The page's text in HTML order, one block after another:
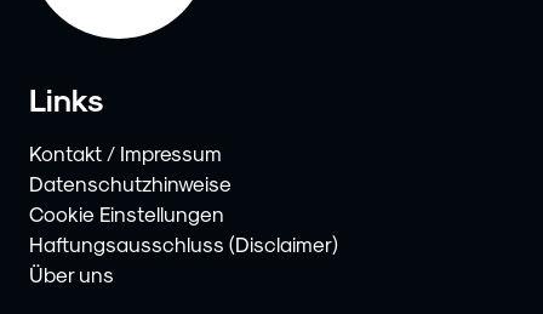
Links
Kontakt / Impressum
Datenschutzhinweise
Cookie Einstellungen
Haftungsausschluss (Disclaimer)
Über uns